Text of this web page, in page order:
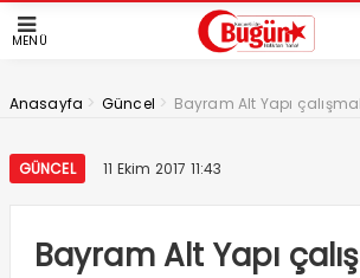
MENÜ
Anasayfa > Güncel > Bayram Alt Yapı
GÜNCEL 11 Ekim 2017 11:43
Bayram Alt Yapı